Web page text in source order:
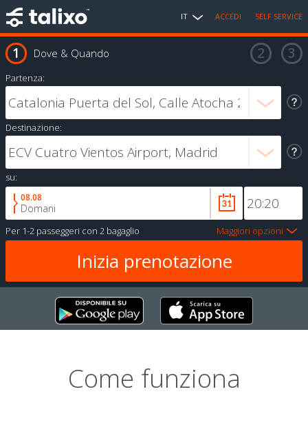
IT ACCEDI SELF SERVICE
Dove & Quando
Partenza:
Destinazione:
su:
08.08
Domani
Per 1-2 passeggeri con 2 bagaglio Maggiori opzioni
Come funziona